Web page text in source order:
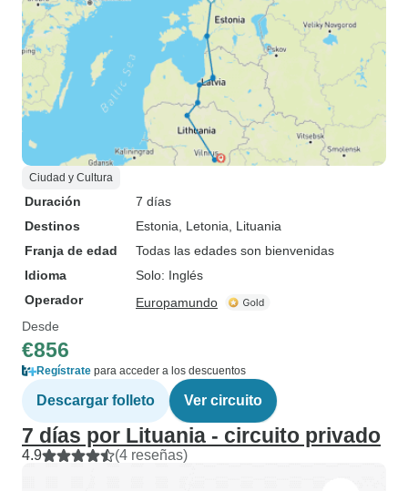
Ciudad y Cultura
Duración
7 días
Destinos
Estonia , Letonia , Lituania
Franja de edad
Todas las edades son bienvenidas
Idioma
Solo: Inglés
Operador
Europamundo
Desde
€856
Regístrate para acceder a los descuentos
Descargar folleto Ver circuito
7 días por Lituania - circuito privado
4.9 (4 reseñas)